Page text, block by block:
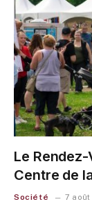
Le
Centre de
Société 7